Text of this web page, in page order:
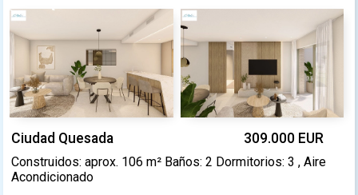
Ciudad Quesada 309.000 EUR
Construidos: aprox. 106 m² Baños: 2 Dormitorios: 3 , Aire
Acondicionado